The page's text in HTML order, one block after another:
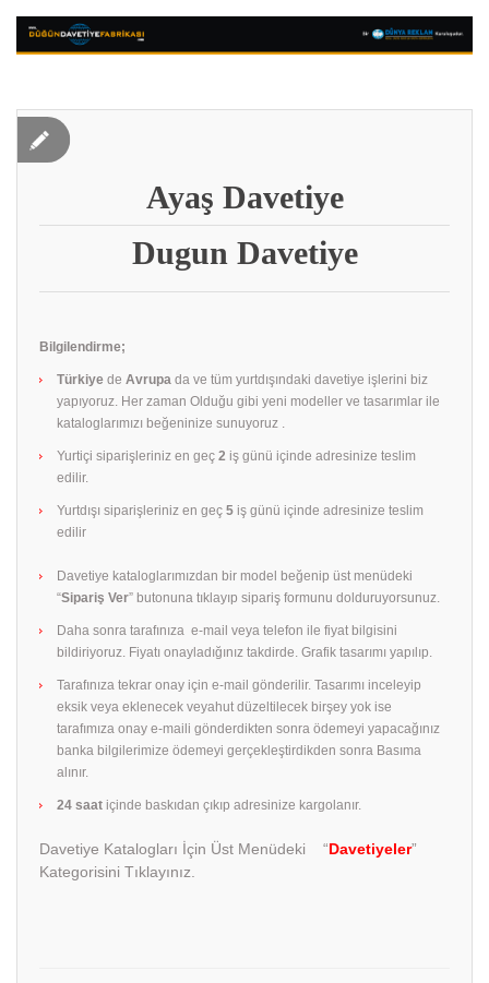
Ayaş Davetiye
Dugun Davetiye
Bilgilendirme;
Türkiye de Avrupa da ve tüm yurtdışındaki davetiye işlerini biz
yapıyoruz. Her zaman Olduğu gibi yeni modeller ve tasarımlar ile
kataloglarımızı beğeninize sunuyoruz .
Yurtiçi siparişleriniz en geç 2 iş günü içinde adresinize teslim
edilir.
Yurtdışı siparişleriniz en geç 5 iş günü içinde adresinize teslim
edilir
Davetiye kataloglarımızdan bir model beğenip üst menüdeki
“Sipariş Ver” butonuna tıklayıp sipariş formunu dolduruyorsunuz.
Daha sonra tarafınıza e-mail veya telefon ile fiyat bilgisini
bildiriyoruz. Fiyatı onayladığınız takdirde. Grafik tasarımı yapılıp.
Tarafınıza tekrar onay için e-mail gönderilir. Tasarımı inceleyip
eksik veya eklenecek veyahut düzeltilecek birşey yok ise
tarafımıza onay e-maili gönderdikten sonra ödemeyi yapacağınız
banka bilgilerimize ödemeyi gerçekleştirdikden sonra Basıma
alınır.
24 saat içinde baskıdan çıkıp adresinize kargolanır.
Davetiye Katalogları İçin Üst Menüdeki “Davetiyeler”
Kategorisini Tıklayınız.